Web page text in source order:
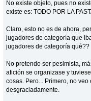
No existe objeto, pues no
existe es: TODO POR LA
Claro, esto no es de ahora,
jugadores de categoría que
jugadores de categoría qué??
No pretendo ser pesimista,
afición se organizase y
cosas. Pero... Primero, no
desgraciadamente.